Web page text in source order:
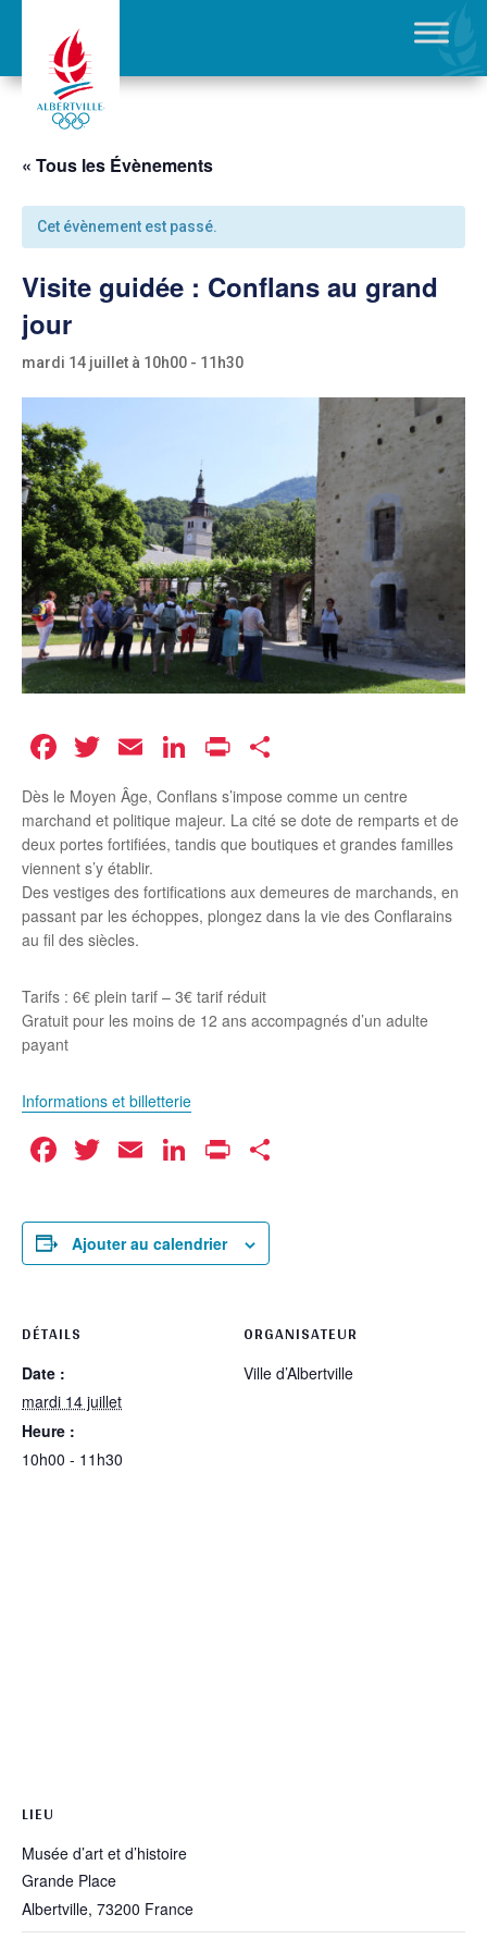
« Tous les Évènements
Cet évènement est passé.
Visite guidée : Conflans au grand
jour
mardi 14 juillet à 10h00 - 11h30
Facebook
Twitter
EmailLinkedIn
Print
Dès le Moyen Âge, Conflans s’impose comme un centre
marchand et politique majeur. La cité se dote de remparts et de
deux portes fortifiées, tandis que boutiques et grandes familles
viennent s’y établir.
Des vestiges des fortifications aux demeures de marchands, en
passant par les échoppes, plongez dans la vie des Conflarains
au fil des siècles.
Tarifs : 6€ plein tarif – 3€ tarif réduit
Gratuit pour les moins de 12 ans accompagnés d’un adulte
payant
Informations et billetterie
Facebook
Twitter
EmailLinkedIn
Print
Ajouter au calendrier
DÉTAILS
Date :
mardi 14 juillet
Heure :
10h00 - 11h30
ORGANISATEUR
Ville d’Albertville
LIEU
Musée d’art et d’histoire
Grande Place
Albertville, 73200 France